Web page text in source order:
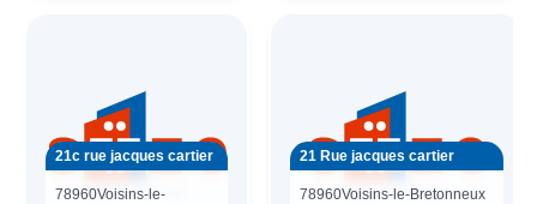
21c rue jacques cartier
78960Voisins-le-
21 Rue jacques cartier
78960Voisins-le-Bretonneux